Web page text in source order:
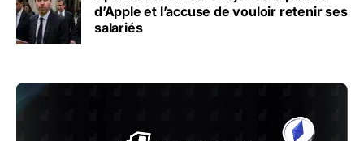
d’Apple et l’accuse de vouloir retenir ses
salariés